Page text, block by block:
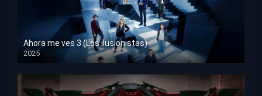
Ahora me ves 3 (Los ilusionistas)
2025
HD 1080p